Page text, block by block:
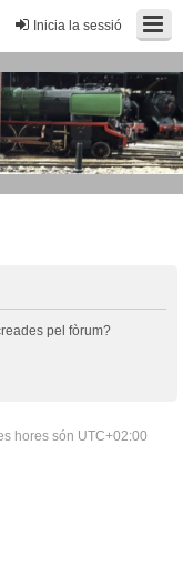
Inicia la sessió
pel fòrum?
hores són UTC+02:00